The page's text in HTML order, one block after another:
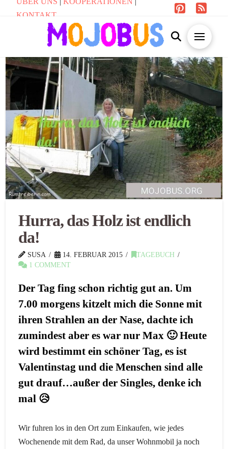
KONTAKT
Hurra, das Holz ist endlich
da!
SUSA 14. FEBRUAR 2015
TAGEBUCH
1 COMMENT
Der Tag fing schon richtig gut an. Um
7.00 morgens kitzelt mich die Sonne mit
ihren Strahlen an der Nase, dachte ich
zumindest aber es war nur Max 🙂 Heute
wird bestimmt ein schöner Tag, es ist
Valentinstag und die Menschen sind alle
gut drauf…außer der Singles, denke ich
mal 😥
Wir fuhren los in den Ort zum Einkaufen, wie jedes
Wochenende mit dem Rad, da unser Wohnmobil ja noch